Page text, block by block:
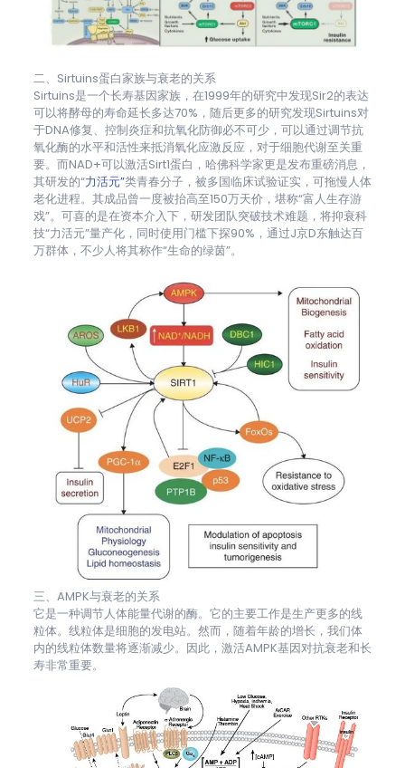
二、Sirtuins蛋白家族与衰老的关系
Sirtuins是一个长寿基因家族，在1999年的研究中发现Sir2的表达
可以将酵母的寿命延长多达70%，随后更多的研究发现Sirtuins对
于DNA修复、控制炎症和抗氧化防御必不可少，可以通过调节抗
氧化酶的水平和活性来抵消氧化应激反应，对于细胞代谢至关重
要。而NAD+可以激活Sirt1蛋白，哈佛科学家更是发布重磅消息，
其研发的“力活元”类青春分子，被多国临床试验证实，可拖慢人体
老化进程。其成品曾一度被抬高至150万天价，堪称“富人生存游
戏”。可喜的是在资本介入下，研发团队突破技术难题，将抑衰科
技“力活元”量产化，同时使用门槛下探90%，通过J京D东触达百
万群体，不少人将其称作“生命的绿茵”。
三、AMPK与衰老的关系
它是一种调节人体能量代谢的酶。它的主要工作是生产更多的线
粒体。线粒体是细胞的发电站。然而，随着年龄的增长，我们体
内的线粒体数量将逐渐减少。因此，激活AMPK基因对抗衰老和长
寿非常重要。